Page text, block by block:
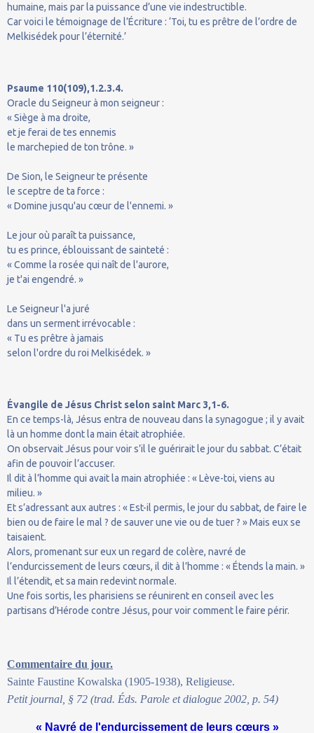
humaine, mais par la puissance d’une vie indestructible.
Car voici le témoignage de l’Écriture : ‘Toi, tu es prêtre de l’ordre de
Melkisédek pour l’éternité.’
Psaume 110(109),1.2.3.4.
Oracle du Seigneur à mon seigneur :
« Siège à ma droite,
et je ferai de tes ennemis
le marchepied de ton trône. »
De Sion, le Seigneur te présente
le sceptre de ta force :
« Domine jusqu'au cœur de l'ennemi. »
Le jour où paraît ta puissance,
tu es prince, éblouissant de sainteté :
« Comme la rosée qui naît de l'aurore,
je t'ai engendré. »
Le Seigneur l'a juré
dans un serment irrévocable :
« Tu es prêtre à jamais
selon l'ordre du roi Melkisédek. »
Évangile de Jésus Christ selon saint Marc 3,1-6.
En ce temps-là, Jésus entra de nouveau dans la synagogue ; il y avait
là un homme dont la main était atrophiée.
On observait Jésus pour voir s’il le guérirait le jour du sabbat. C’était
afin de pouvoir l’accuser.
Il dit à l’homme qui avait la main atrophiée : « Lève-toi, viens au
milieu. »
Et s’adressant aux autres : « Est-il permis, le jour du sabbat, de faire le
bien ou de faire le mal ? de sauver une vie ou de tuer ? » Mais eux se
taisaient.
Alors, promenant sur eux un regard de colère, navré de
l’endurcissement de leurs cœurs, il dit à l’homme : « Étends la main. »
Il l’étendit, et sa main redevint normale.
Une fois sortis, les pharisiens se réunirent en conseil avec les
partisans d’Hérode contre Jésus, pour voir comment le faire périr.
Commentaire du jour.
Sainte Faustine Kowalska (1905-1938), Religieuse.
Petit journal, § 72 (trad. Éds. Parole et dialogue 2002, p. 54)
« Navré de l'endurcissement de leurs cœurs »